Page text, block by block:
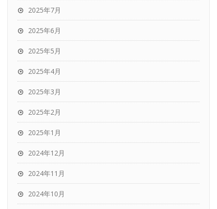
2025年7月
2025年6月
2025年5月
2025年4月
2025年3月
2025年2月
2025年1月
2024年12月
2024年11月
2024年10月